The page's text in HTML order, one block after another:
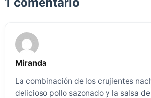
1 comentario
Miranda
La combinación de los crujientes
delicioso pollo sazonado y la salsa